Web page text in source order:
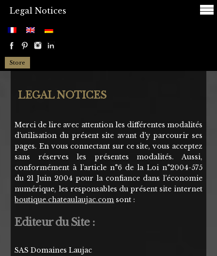
Legal Notices
Store
LEGAL NOTICES
Merci de lire avec attention les différentes modalités
d’utilisation du présent site avant d’y parcourir ses
pages. En vous connectant sur ce site, vous acceptez
sans réserves les présentes modalités. Aussi,
conformément à l’article n°6 de la Loi n°2004-575
du 21 Juin 2004 pour la confiance dans l’économie
numérique, les responsables du présent site internet
boutique.chateaulaujac.com sont :
Editeur du Site :
SAS Domaines Laujac